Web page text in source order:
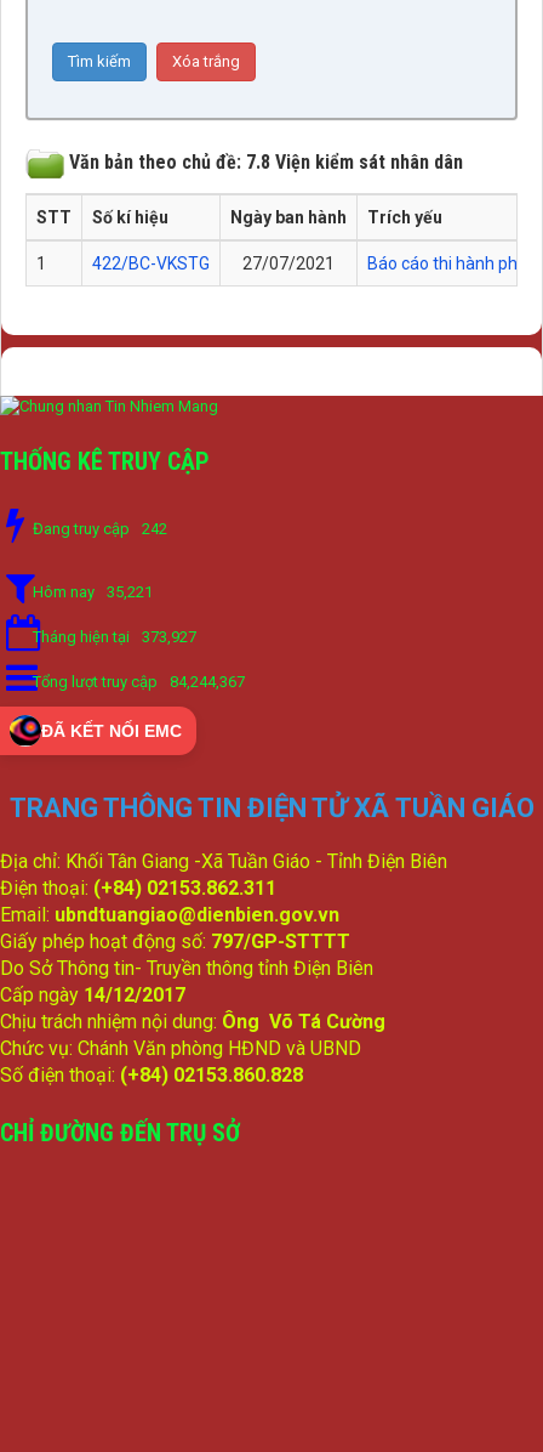
Văn bản theo chủ đề: 7.8 Viện kiểm sát nhân dân
STT Số kí hiệu Ngày ban hành Trích yếu
1 422/BC-VKSTG 27/07/2021 Báo cáo thi hành
THỐNG KÊ TRUY CẬP
Đang truy cập 242
Hôm nay 35,221
Tháng hiện tại 373,927
Tổng lượt truy cập 84,244,367
ĐÃ KẾT NỐI EMC
TRANG THÔNG TIN ĐIỆN TỬ XÃ TUẦN GIÁO
Địa chỉ: Khối Tân Giang -Xã Tuần Giáo - Tỉnh Điện Biên
Điện thoại: (+84) 02153.862.311
Email: ubndtuangiao@dienbien.gov.vn
Giấy phép hoạt động số: 797/GP-STTTT
Do Sở Thông tin- Truyền thông tỉnh Điện Biên
Cấp ngày 14/12/2017
Chịu trách nhiệm nội dung: Ông Võ Tá Cường
Chức vụ: Chánh Văn phòng HĐND và UBND
Số điện thoại: (+84) 02153.860.828
CHỈ ĐƯỜNG ĐẾN TRỤ SỞ